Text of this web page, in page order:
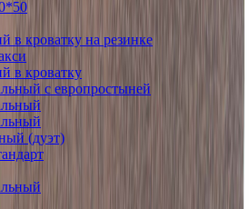
в кроватку на резинке
в кроватку
с европростыней
(дуэт)